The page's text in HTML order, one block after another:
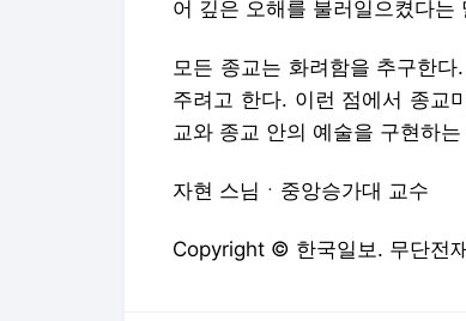
어 깊은 오해를 불러일으켰다는
모든 종교는 화려함을 추구한
주려고 한다. 이런 점에서 종교
교와 종교 안의 예술을 구현하
자현 스님ㆍ중앙승가대 교수
Copyright © 한국일보. 무단전